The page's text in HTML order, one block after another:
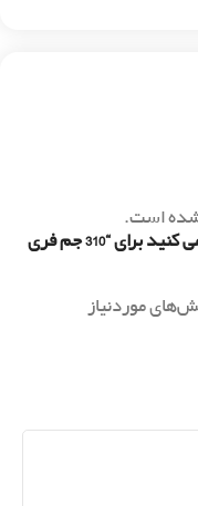
است.
اولین نفری باشید که دیدگاهی را ارسال می کنید برای “310 جم فری
موردنیاز